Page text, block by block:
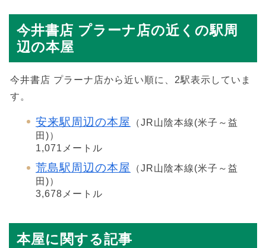
今井書店 プラーナ店の近くの駅周
辺の本屋
今井書店 プラーナ店から近い順に、2駅表示していま
す。
安来駅周辺の本屋
（JR山陰本線(米子～益
田)）
1,071メートル
荒島駅周辺の本屋
（JR山陰本線(米子～益
田)）
3,678メートル
本屋に関する記事